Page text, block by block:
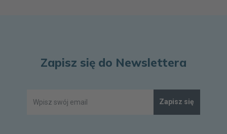
Zapisz się do Newslettera
Zapisz się